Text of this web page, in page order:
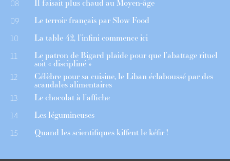
08 Il faisait plus chaud au Moyen-âge
09 Le terroir français par Slow Food
10 La table 42, l’infini commence ici
11 Le patron de Bigard plaide pour que l’abattage rituel
soit « discipliné »
12 Célèbre pour sa cuisine, le Liban éclaboussé par des
scandales alimentaires
13 Le chocolat à l’affiche
14 Les légumineuses
15 Quand les scientifiques kiffent le kéfir !